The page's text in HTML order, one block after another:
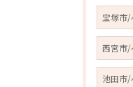
宝塚市/
西宮市/
池田市/